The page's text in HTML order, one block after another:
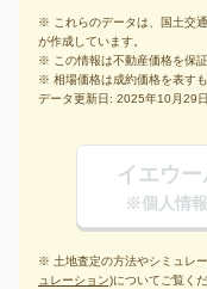
※ これらのデータは、国土交
が作成しています。
※ この情報は不動産価格を保
※ 相場価格は成約価格を表すも
データ更新日: 2025年10月29日
イエウ
※個人情報
※ 土地査定の方法やシミュレ
ュレーション)についてご覧くだ